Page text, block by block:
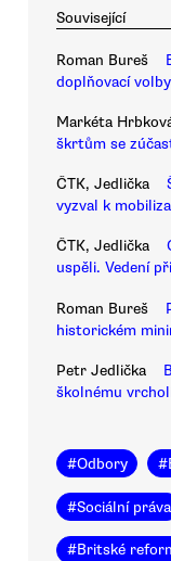
Související
Roman Bureš
doplňovací
Markéta
škrtům se
ČTK, Jedlička
vyzval k
ČTK, Jedlička
uspěli. Vedení
Roman Bureš
historickém
Petr Jedlička
školnému
#Odbory #
#Sociální práva
#Britské